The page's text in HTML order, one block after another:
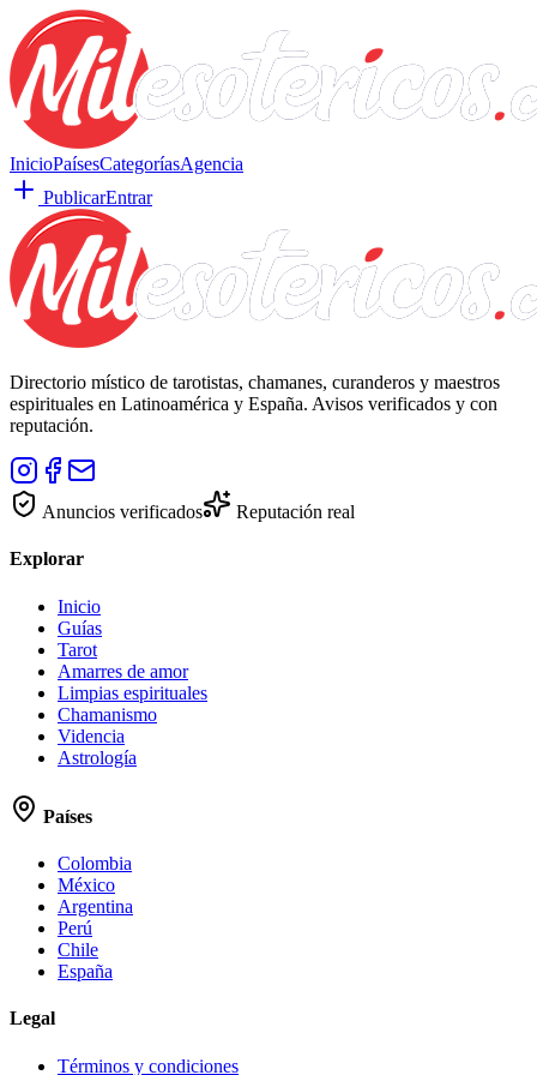
InicioPaísesCategoríasAgencia
PublicarEntrar
Directorio místico de tarotistas, chamanes, curanderos y maestros
espirituales en Latinoamérica y España. Avisos verificados y con
reputación.
Anuncios verificados Reputación real
Explorar
Inicio
Guías
Tarot
Amarres de amor
Limpias espirituales
Chamanismo
Videncia
Astrología
Países
Colombia
México
Argentina
Perú
Chile
España
Legal
Términos y condiciones